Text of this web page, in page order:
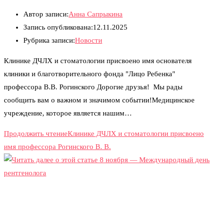
Автор записи:Анна Сапрыкина
Запись опубликована:12.11.2025
Рубрика записи:Новости
Клинике ДЧЛХ и стоматологии присвоено имя основателя
клиники и благотворительного фонда "Лицо Ребенка"
профессора В.В. Рогинского Дорогие друзья! Мы рады
сообщить вам о важном и значимом событии!Медицинское
учреждение, которое является нашим…
Продолжить чтениеКлинике ДЧЛХ и стоматологии присвоено
имя профессора Рогинского В. В.